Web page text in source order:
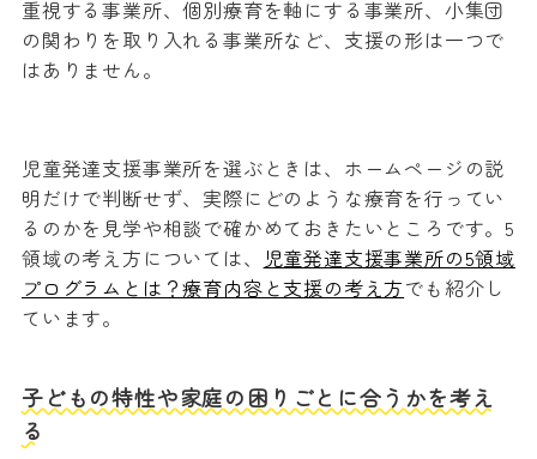
重視する事業所、個別療育を軸にする事業所、小集団
の関わりを取り入れる事業所など、支援の形は一つで
はありません。
児童発達支援事業所を選ぶときは、ホームページの説
明だけで判断せず、実際にどのような療育を行ってい
るのかを見学や相談で確かめておきたいところです。5
領域の考え方については、
児童発達支援事業所の5領域
プログラムとは？療育内容と支援の考え方でも紹介し
ています。
子どもの特性や家庭の困りごとに合うかを考え
る